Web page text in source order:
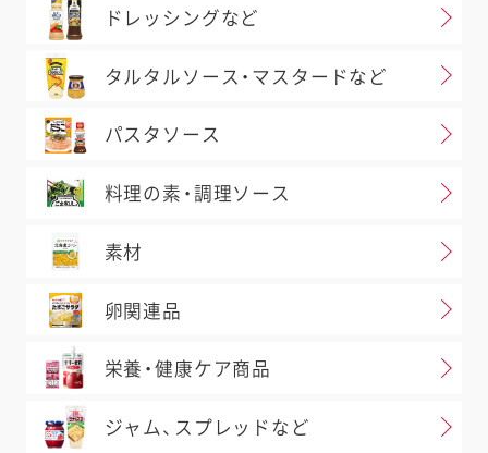
ドレッシングなど
タルタルソース・マスタードなど
パスタソース
料理の素・調理ソース
素材
卵関連品
栄養・健康ケア商品
ジャム、スプレッドなど